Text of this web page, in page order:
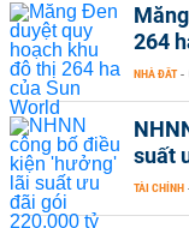
264
NHÀ ĐẤT -
suất
TÀI CHÍNH